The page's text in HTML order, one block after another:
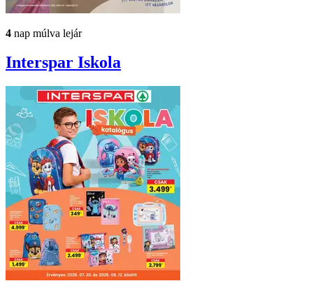
4 nap múlva lejár
Interspar Iskola